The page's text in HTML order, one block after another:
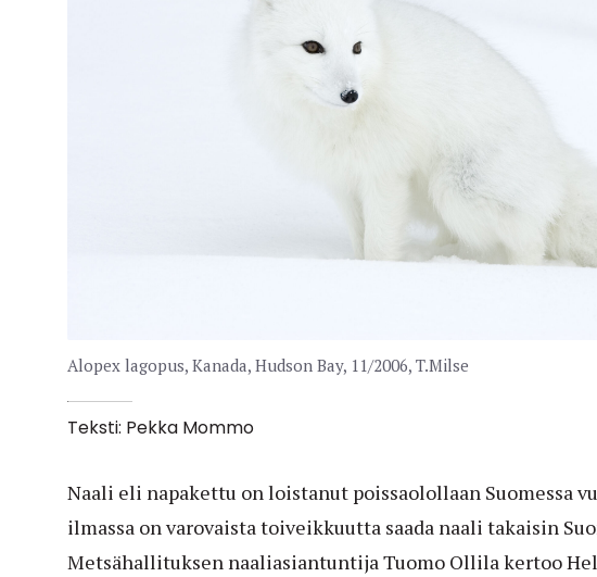
Alopex lagopus, Kanada, Hudson Bay, 11/2006, T.Milse
Teksti: Pekka Mommo
Naali eli napakettu on loistanut poissaolollaan Suomessa
ilmassa on varovaista toiveikkuutta saada naali takaisin
Metsähallituksen naaliasiantuntija Tuomo Ollila kertoo